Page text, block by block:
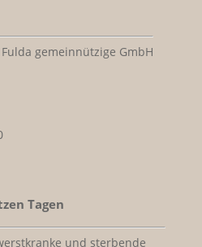
gemeinnützige GmbH
Tagen
und sterbende